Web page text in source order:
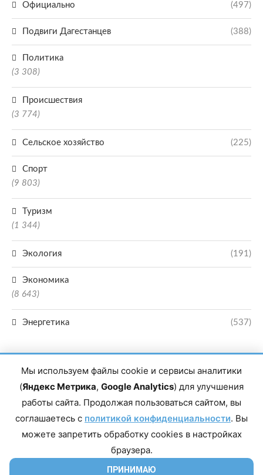
Официально (497)
Подвиги Дагестанцев (388)
Политика
(3 308)
Происшествия
(3 774)
Сельское хозяйство (225)
Спорт
(9 803)
Туризм
(1 344)
Экология (191)
Экономика
(8 643)
Энергетика (537)
Главный редактор сетевого издания Магомаев Тимур Нухович. Контакты
редакции: 8(988)-292-94-34 Почта: vestiskfo@gmail.com По вопросам
Дагестан, г. Махачкала, пр-т Насрутдинова, д. 1а. Все права защищены.
Копирование и использование полных материалов запрещено, частичное
цитирование возможно только при условии гиперссылки на сайт mirmol.ru.
Мы используем файлы cookie и сервисы аналитики
(Яндекс Метрика, Google Analytics) для улучшения
работы сайта. Продолжая пользоваться сайтом, вы
соглашаетесь с политикой конфиденциальности. Вы
можете запретить обработку cookies в настройках
браузера.
ПРИНИМАЮ